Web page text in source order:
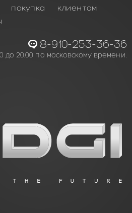
покупка
клиентам
8-910-253-36-36
до 20.00 по московскому времени.